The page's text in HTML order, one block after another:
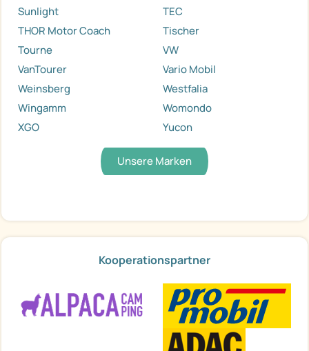
Sunlight
TEC
THOR Motor Coach
Tischer
Tourne
VW
VanTourer
Vario Mobil
Weinsberg
Westfalia
Wingamm
Womondo
XGO
Yucon
Unsere Marken
Kooperationspartner